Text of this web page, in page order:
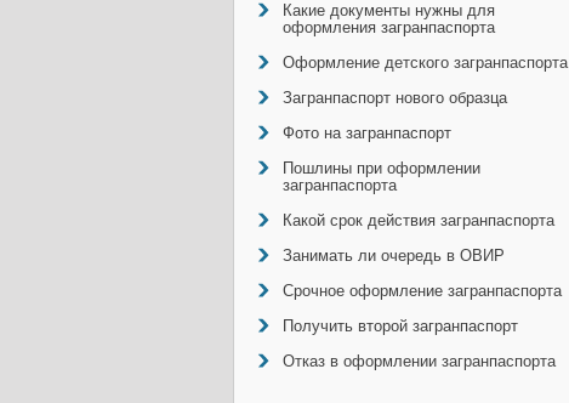
Какие документы нужны для
оформления загранпаспорта
Оформление детского загранпаспорта
Загранпаспорт нового образца
Фото на загранпаспорт
Пошлины при оформлении
загранпаспорта
Какой срок действия загранпаспорта
Занимать ли очередь в ОВИР
Срочное оформление загранпаспорта
Получить второй загранпаспорт
Отказ в оформлении загранпаспорта